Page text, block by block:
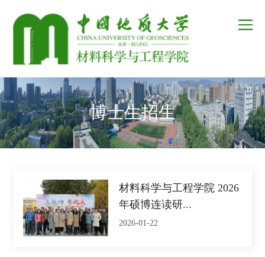
博士生招生
材料科学与工程学院 2026
年硕博连读研...
2026-01-22